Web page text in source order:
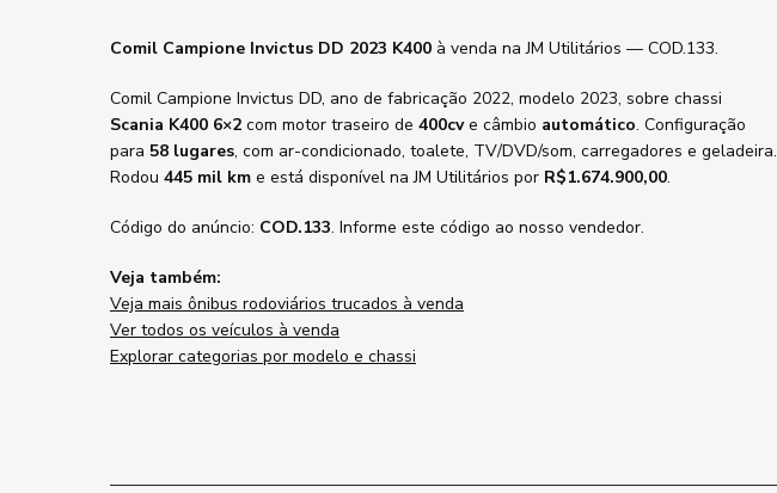
Comil Campione Invictus DD 2023 K400 à venda na JM Utilitários — COD.133.
Comil Campione Invictus DD, ano de fabricação 2022, modelo 2023, sobre chassi
Scania K400 6×2 com motor traseiro de 400cve câmbio automático. Configuração
para 58 lugares, com ar-condicionado, toalete, TV/DVD/som, carregadores e geladeira.
Rodou 445 mil km e está disponível na JM Utilitários por R$1.674.900,00.
Código do anúncio: COD.133. Informe este código ao nosso vendedor.
Veja também:
Veja mais ônibus rodoviários trucados à venda
Ver todos os veículos à venda
Explorar categorias por modelo e chassi